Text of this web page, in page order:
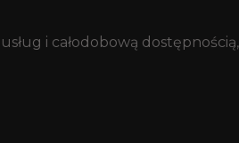
i całodobową